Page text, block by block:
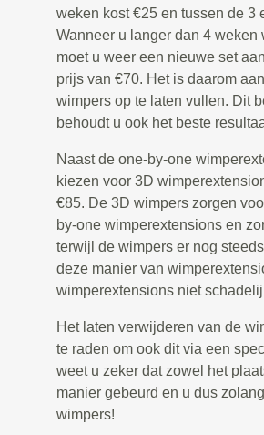
weken kost €25 en tussen de 3
Wanneer u langer dan 4
moet u weer een nieuwe set
prijs van €70. Het is daarom
wimpers op te laten vullen. Dit
behoudt u ook het beste
Naast de one-by-one
kiezen voor 3D
€85. De 3D wimpers zorgen
by-one wimperextensions en
terwijl de wimpers er nog
deze manier van
wimperextensions niet
Het laten verwijderen van de
te raden om ook dit via een
weet u zeker dat zowel het
manier gebeurd en u dus
wimpers!